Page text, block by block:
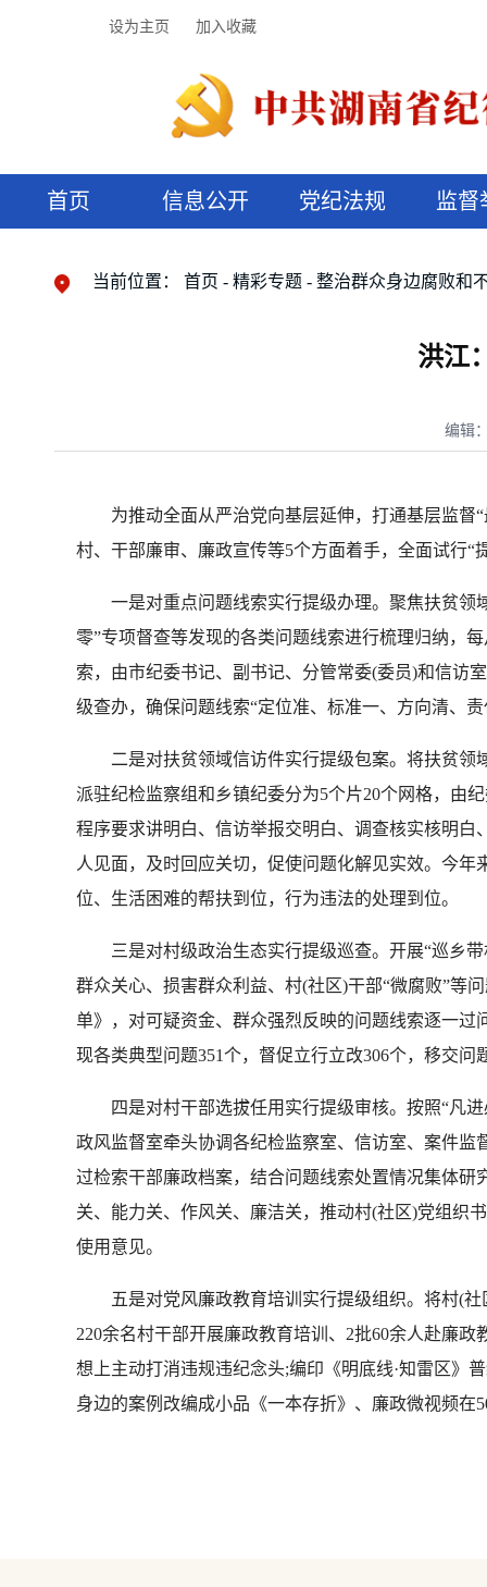
设为主页 加入收藏
首页 信息公开 党纪法规 监督
当前位置： 首页 精彩专题 整治群众身边腐败和
洪江
编辑
为推动全面从严治党向基层延伸，打通基层监督“
村、干部廉审、廉政宣传等5个方面着手，全面试行“
一是对重点问题线索实行提级办理。聚焦扶贫领域
零”专项督查等发现的各类问题线索进行梳理归纳，
索，由市纪委书记、副书记、分管常委(委员)和信访
级查办，确保问题线索“定位准、标准一、方向清、
二是对扶贫领域信访件实行提级包案。将扶贫领
派驻纪检监察组和乡镇纪委分为5个片20个网格，由
程序要求讲明白、信访举报交明白、调查核实核明
人见面，及时回应关切，促使问题化解见实效。今
位、生活困难的帮扶到位，行为违法的处理到位。
三是对村级政治生态实行提级巡查。开展“巡乡带
群众关心、损害群众利益、村(社区)干部“微腐败”等
单》，对可疑资金、群众强烈反映的问题线索逐一过
现各类典型问题351个，督促立行立改306个，移交
四是对村干部选拔任用实行提级审核。按照“凡进
政风监督室牵头协调各纪检监察室、信访室、案件
过检索干部廉政档案，结合问题线索处置情况集体
关、能力关、作风关、廉洁关，推动村(社区)党组织
使用意见。
五是对党风廉政教育培训实行提级组织。将村(社
220余名村干部开展廉政教育培训、2批60余人赴廉
想上主动打消违规违纪念头;编印《明底线·知雷区》
身边的案例改编成小品《一本存折》、廉政微视频